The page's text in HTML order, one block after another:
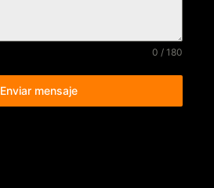
0 / 180
Enviar mensaje